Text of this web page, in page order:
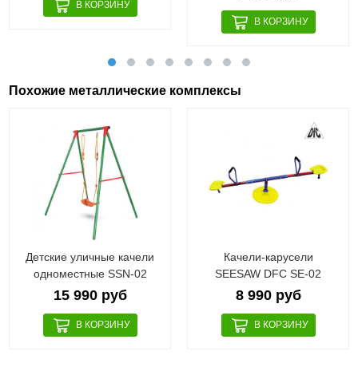
Похожие металлические комплексы
Детские уличные качели
одноместные SSN-02
15 990 руб
Качели-карусели
SEESAW DFC SE-02
8 990 руб